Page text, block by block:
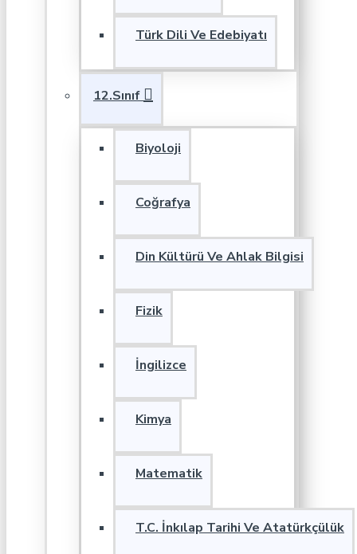
Türk Dili Ve Edebiyatı
12.Sınıf
Biyoloji
Coğrafya
Din Kültürü Ve Ahlak Bilgisi
Fizik
İngilizce
Kimya
Matematik
T.C. İnkılap Tarihi Ve Atatürkçülük